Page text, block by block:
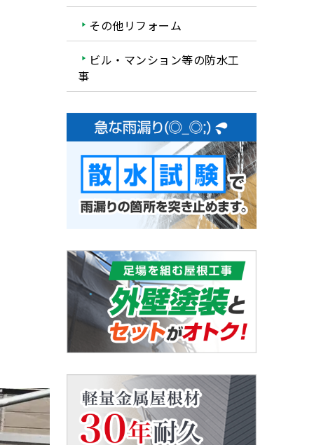
その他リフォーム
ビル・マンション等の防水工
事